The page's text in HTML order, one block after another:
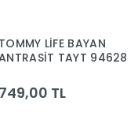
TOMMY LİFE BAYAN
TAYT 94628
749,00 TL